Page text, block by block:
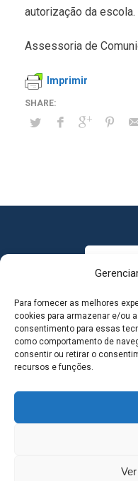
Para fornecer as melhores
cookies para armazenar e/ou
consentimento para essas
como comportamento de
consentir ou retirar o
recursos e funções.
autorização da escola.
Assessoria de
Imprimir
MAPA DO SITE
SEDE DO